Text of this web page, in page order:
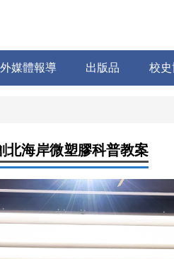
媒體報導 出版品 校
北海岸微塑膠科普教案